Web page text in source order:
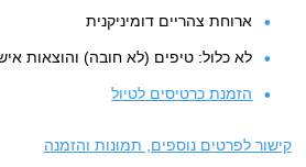
ארוחת צהריים דומיניקנית
לא כלול: טיפים (לא חובה) והוצאות
הזמנת כרטיסים לטיול
קישור לפרטים נוספים, תמונות והזמנה